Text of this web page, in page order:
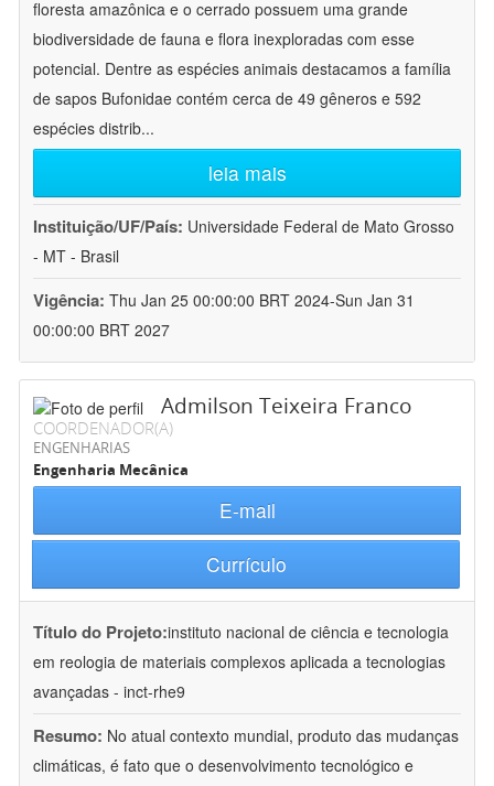
floresta amazônica e o cerrado possuem uma grande
biodiversidade de fauna e flora inexploradas com esse
potencial. Dentre as espécies animais destacamos a família
de sapos Bufonidae contém cerca de 49 gêneros e 592
espécies distrib...
leia mais
Instituição/UF/País: Universidade Federal de Mato Grosso
- MT - Brasil
Vigência: Thu Jan 25 00:00:00 BRT 2024-Sun Jan 31
00:00:00 BRT 2027
Admilson Teixeira Franco
COORDENADOR(A)
ENGENHARIAS
Engenharia Mecânica
E-mail
Currículo
Título do Projeto:instituto nacional de ciência e tecnologia
em reologia de materiais complexos aplicada a tecnologias
avançadas - inct-rhe9
Resumo: No atual contexto mundial, produto das mudanças
climáticas, é fato que o desenvolvimento tecnológico e